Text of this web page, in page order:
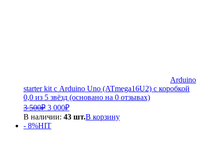
Arduino
starter kit с Arduino Uno (ATmega16U2) с коробкой
0,0 из 5 звёзд (основано на 0 отзывах)
3 500₽ Первоначальная
цена
составляла
3
3 000₽Текущая
цена:
В наличии: 43 шт.В корзину
- 8%HIT